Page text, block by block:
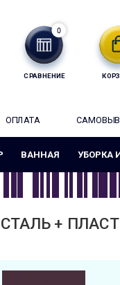
СРАВНЕНИЕ
0
ОПЛАТА
ВАННАЯ УБОРКА
+